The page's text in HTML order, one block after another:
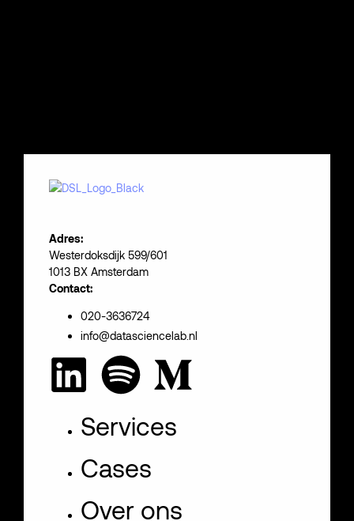
Adres:
Westerdoksdijk 599/601
1013 BX Amsterdam
Contact:
020-3636724
info@datasciencelab.nl
Services
Cases
Over ons